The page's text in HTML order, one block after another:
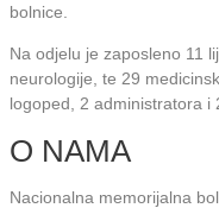
bolnice.
Na odjelu je zaposleno 11
neurologije, te 29
logoped, 2 administratora i
O NAMA
Nacionalna memorijalna